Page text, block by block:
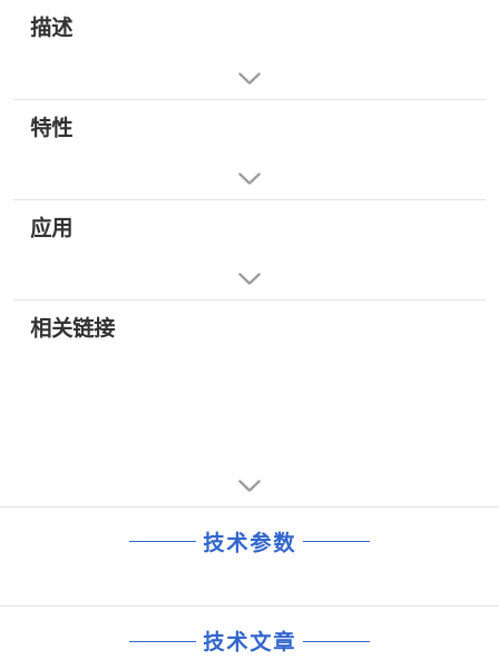
描述
特性
应用
相关链接
技术参数
技术文章